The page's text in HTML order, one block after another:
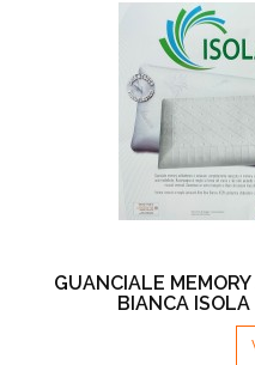
GUANCIALE
BIANCA ISOLA